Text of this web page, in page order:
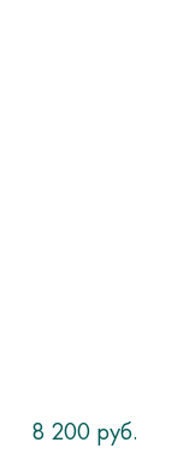
8 200 руб.